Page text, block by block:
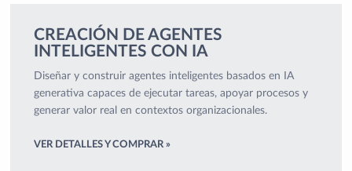
CREACIÓN DE AGENTES
INTELIGENTES CON IA
Diseñar y construir agentes inteligentes basados en IA
generativa capaces de ejecutar tareas, apoyar procesos y
generar valor real en contextos organizacionales.
VER DETALLES Y COMPRAR »